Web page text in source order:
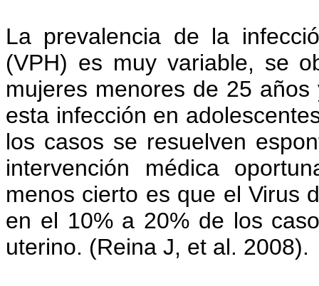
La prevalencia de la
(VPH) es muy variable, se
mujeres menores de 25
esta infección en
los casos se resuelven
intervención médica
menos cierto es que el Virus
en el 10% a 20% de los
uterino. (Reina J, et al. 2008).